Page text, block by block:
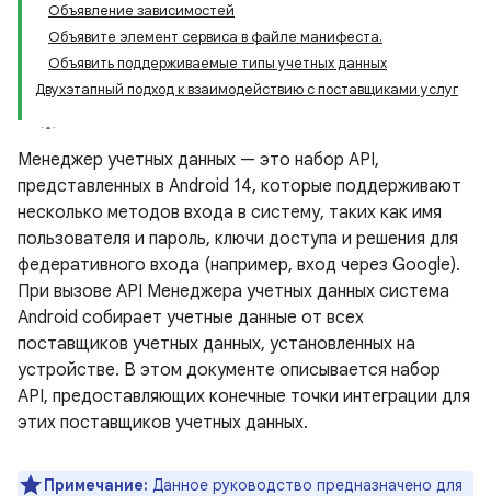
Объявление зависимостей
Объявите элемент сервиса в файле манифеста.
Объявить поддерживаемые типы учетных данных
Двухэтапный подход к взаимодействию с поставщиками услуг
Менеджер учетных данных — это набор API,
представленных в Android 14, которые поддерживают
несколько методов входа в систему, таких как имя
пользователя и пароль, ключи доступа и решения для
федеративного входа (например, вход через Google).
При вызове API Менеджера учетных данных система
Android собирает учетные данные от всех
поставщиков учетных данных, установленных на
устройстве. В этом документе описывается набор
API, предоставляющих конечные точки интеграции для
этих поставщиков учетных данных.
Примечание: Данное руководство предназначено для